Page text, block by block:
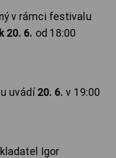
v rámci festivalu
20. 6. od 18:00
uvádí20. 6. v 19:00
Igor